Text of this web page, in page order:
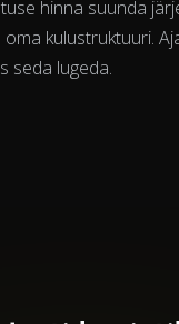
hinna suunda
kulustruktuuri.
seda lugeda.